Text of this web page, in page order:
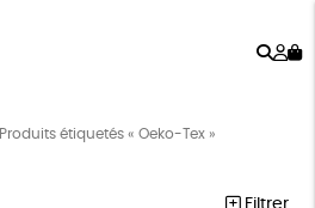
Produits étiquetés « Oeko-Tex »
Filtrer